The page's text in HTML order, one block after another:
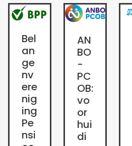
Bel
an
ge
nv
ere
nig
ing
Pe
nsi
AN
BO
-
PC
OB:
vo
or
hui
di